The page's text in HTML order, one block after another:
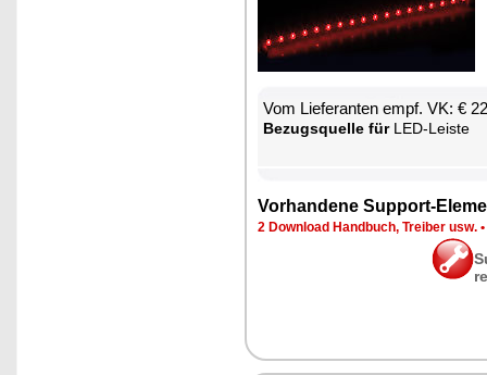
Vom Lie­fe­ran­ten empf. VK: €
Be­zugs­quel­le fürLED-Leis­te
Vor­han­de­ne Sup­port-
2 Down­load Hand­buch, Trei­ber usw. •